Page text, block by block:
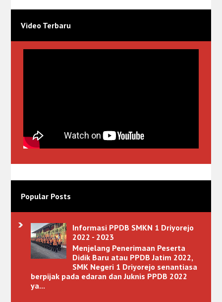
Video Terbaru
Popular Posts
Informasi PPDB SMKN 1 Driyorejo
2022 - 2023
Menjelang Penerimaan Peserta
Didik Baru atau PPDB Jatim 2022,
SMK Negeri 1 Driyorejo senantiasa
berpijak pada edaran dan Juknis PPDB 2022
ya...